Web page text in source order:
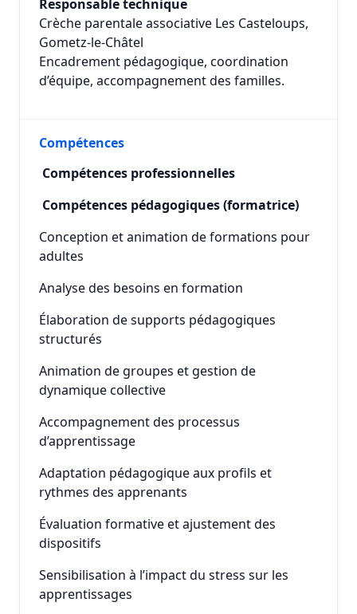
Responsable technique
Crèche parentale associative Les Casteloups,
Gometz-le-Châtel
Encadrement pédagogique, coordination
d’équipe, accompagnement des familles.
Compétences
Compétences professionnelles
Compétences pédagogiques (formatrice)
Conception et animation de formations pour
adultes
Analyse des besoins en formation
Élaboration de supports pédagogiques
structurés
Animation de groupes et gestion de
dynamique collective
Accompagnement des processus
d’apprentissage
Adaptation pédagogique aux profils et
rythmes des apprenants
Évaluation formative et ajustement des
dispositifs
Sensibilisation à l’impact du stress sur les
apprentissages